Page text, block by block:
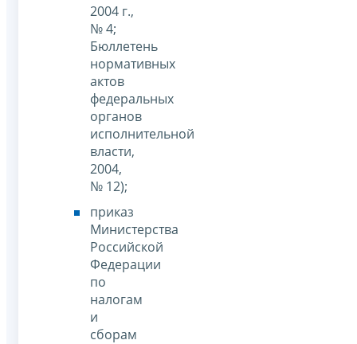
2004 г.,
№ 4;
Бюллетень
нормативных
актов
федеральных
органов
исполнительной
власти,
2004,
№ 12);
приказ
Министерства
Российской
Федерации
по
налогам
и
сборам